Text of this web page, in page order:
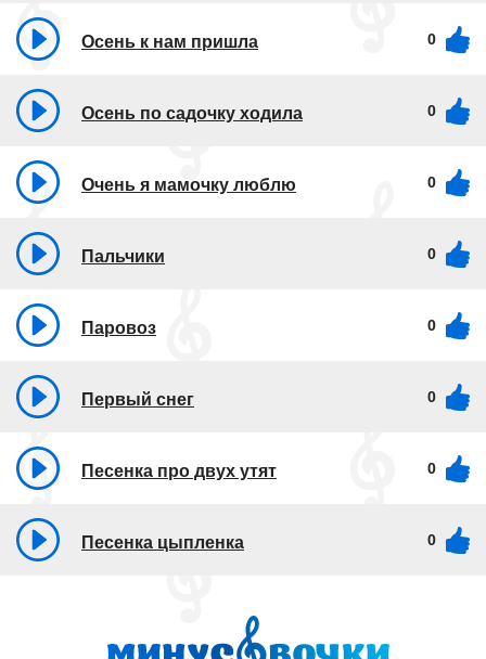
Осень к нам пришла 0
Осень по садочку ходила 0
Очень я мамочку люблю 0
Пальчики 0
Паровоз 0
Первый снег 0
Песенка про двух утят 0
Песенка цыпленка 0